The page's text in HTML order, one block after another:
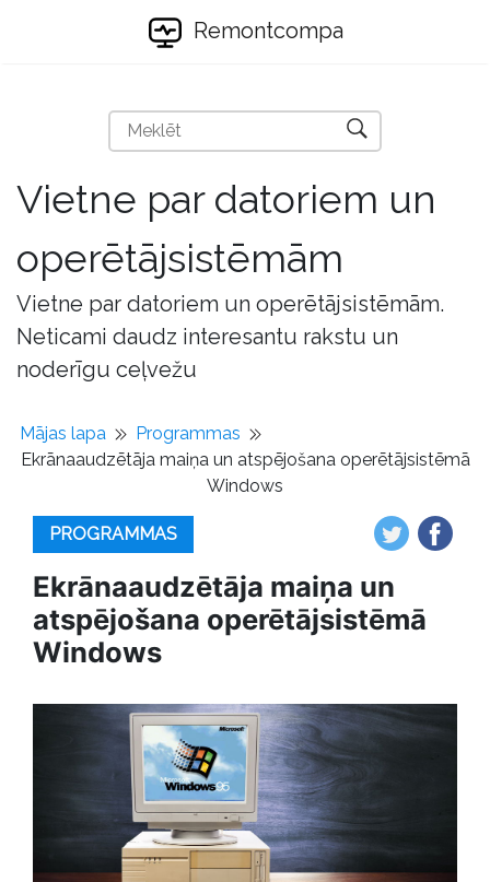
Remontcompa
Vietne par datoriem un
operētājsistēmām
Vietne par datoriem un operētājsistēmām.
Neticami daudz interesantu rakstu un
noderīgu ceļvežu
Mājas lapa
Programmas
Ekrānaaudzētāja maiņa un atspējošana operētājsistēmā
Windows
PROGRAMMAS
Ekrānaaudzētāja maiņa un
atspējošana operētājsistēmā
Windows